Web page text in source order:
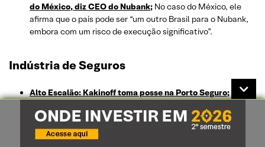
do México, diz CEO do Nubank; No caso do México, ele
afirma que o país pode ser “um outro Brasil para o Nubank,
embora com um risco de execução significativo”.
Indústria de Seguros
Alto Escalão: Kakinoff toma posse na Porto Seguro;Veja
semana